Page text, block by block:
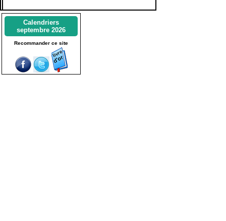
Calendriers
septembre 2026
Recommander ce site